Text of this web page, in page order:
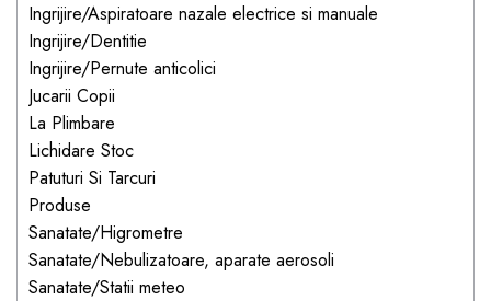
Igiena copii
Ingrijire/Aspiratoare nazale electrice si manuale
Ingrijire/Dentitie
Ingrijire/Pernute anticolici
Jucarii Copii
La Plimbare
Lichidare Stoc
Patuturi Si Tarcuri
Produse
Sanatate/Higrometre
Sanatate/Nebulizatoare, aparate aerosoli
Sanatate/Statii meteo